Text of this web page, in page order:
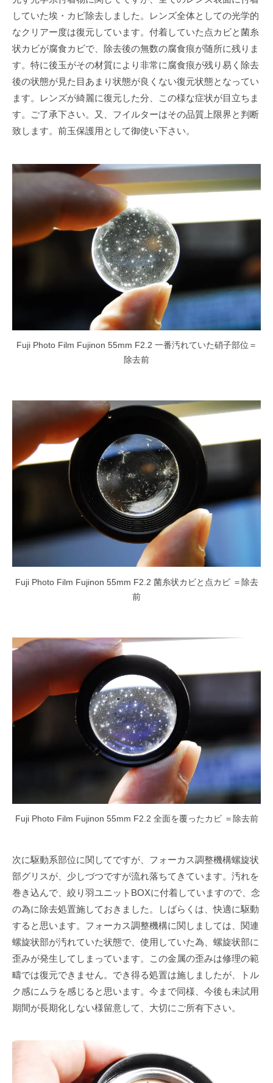
していた埃・カビ除去しました。レンズ全体としての光学的
なクリアー度は復元しています。付着していた点カビと菌糸
状カビが腐食カビで、除去後の無数の腐食痕が随所に残りま
す。特に後玉がその材質により非常に腐食痕が残り易く除去
後の状態が見た目あまり状態が良くない復元状態となってい
ます。レンズが綺麗に復元した分、この様な症状が目立ちま
す。ご了承下さい。又、フイルターはその品質上限界と判断
致します。前玉保護用として御使い下さい。
Fuji Photo Film Fujinon 55mm F2.2 一番汚れていた硝子部位＝
除去前
Fuji Photo Film Fujinon 55mm F2.2 菌糸状カビと点カビ ＝除去
前
Fuji Photo Film Fujinon 55mm F2.2 全面を覆ったカビ ＝除去前
次に駆動系部位に関してですが、フォーカス調整機構螺旋状
部グリスが、少しづつですが流れ落ちてきています。汚れを
巻き込んで、絞り羽ユニットBOXに付着していますので、念
の為に除去処置施しておきました。しばらくは、快適に駆動
すると思います。フォーカス調整機構に関しましては、関連
螺旋状部が汚れていた状態で、使用していた為、螺旋状部に
歪みが発生してしまっています。この金属の歪みは修理の範
疇では復元できません。でき得る処置は施しましたが、トル
ク感にムラを感じると思います。今まで同様、今後も未試用
期間が長期化しない様留意して、大切にご所有下さい。